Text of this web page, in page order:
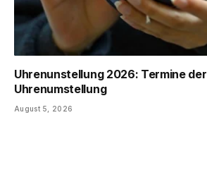
Uhrenunstellung 2026: Termine der
Uhrenumstellung
August 5, 2026